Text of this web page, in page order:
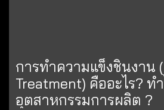
การทำความแข็งชิ้นงาน
Treatment) คืออะไร?
อุตสาหกรรมการผลิต ?